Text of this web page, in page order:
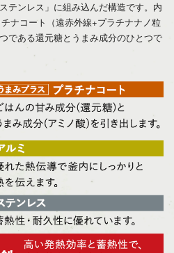
テンレス」に組み込んだ構造です。内
ナコート（遠赤外線+プラチナナノ粒
である還元糖とうまみ成分のひとつで